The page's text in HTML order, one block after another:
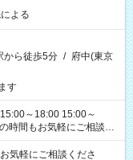
よる
から徒歩5分 / 府中(東京
す
気軽にご相談くださ